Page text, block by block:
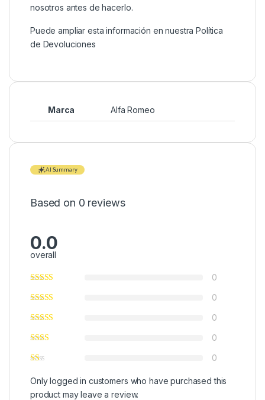
nosotros antes de hacerlo.
Puede ampliar esta información en nuestraPolítica
de Devoluciones
Marca Alfa Romeo
AI Summary
Based on 0 reviews
0.0
overall
0
0
0
0
0
Only logged in customers who have purchased this
product may leave a review.